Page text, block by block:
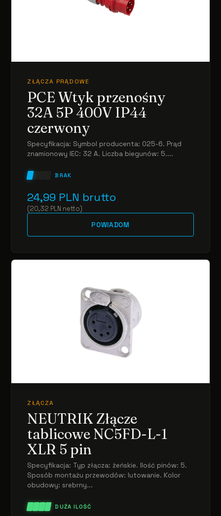
ZŁĄCZA PRĄDOWE
PCE Wtyk przenośny
32A 5P 400V IP44
czerwony
Specyfikacja: Symbol producenta: 025-6. Prąd
znamionowy IEC: 32 A. Liczba biegunów: 5....
BRAK
24,99 PLN brutto
(20,32 PLN netto)
POWIADOM
ZŁĄCZA
NEUTRIK Złącze
tablicowe NC5FD-L-1
XLR 5 pin
Specyfikacja: Typ złącza: żeńskie. Ilość pinów: 5.
Sposób montażu przewodów: lutowanie. Kolor
obudowy: srebrny...
DUŻA ILOŚĆ